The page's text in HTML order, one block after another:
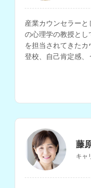
産業カウンセラー
の心理学の教授と
を担当されてきた
登校、自己肯定感、
藤
キャ